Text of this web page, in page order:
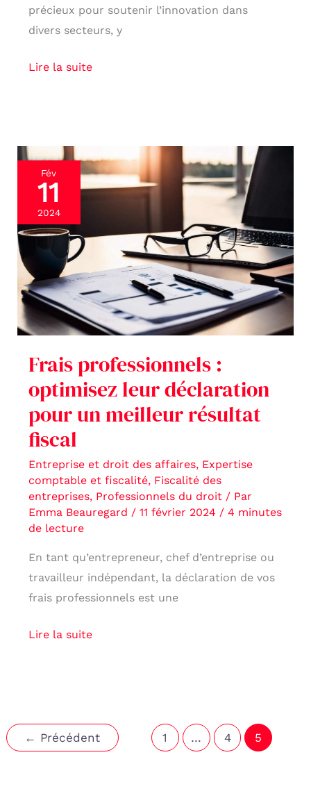
précieux pour soutenir l’innovation dans
divers secteurs, y
Lire la suite
Fév
11
2024
Frais professionnels :
optimisez leur déclaration
pour un meilleur résultat
fiscal
Entreprise et droit des affaires, Expertise
comptable et fiscalité, Fiscalité des
entreprises, Professionnels du droit/ Par
Emma Beauregard / 11 février 2024 / 4 minutes
de lecture
En tant qu’entrepreneur, chef d’entreprise ou
travailleur indépendant, la déclaration de vos
frais professionnels est une
Frais
professionnels
optimisez
leur
déclaration
pour
un
meilleur
fiscal
Lire la suite
← Précédent 1 … 4 5